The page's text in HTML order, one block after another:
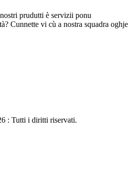
prudutti è servizii ponu
Cunnette vi cù a nostra squadra oghje
: Tutti i diritti riservati.